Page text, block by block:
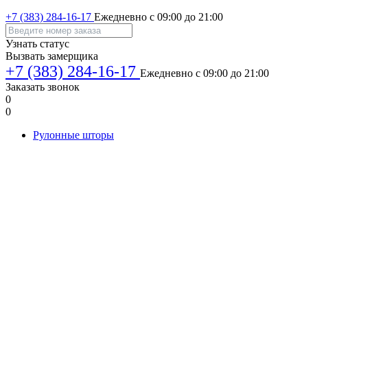
+7 (383) 284-16-17 Ежедневно с 09:00 до 21:00
Узнать статус
Вызвать замерщика
+7 (383) 284-16-17 Ежедневно с 09:00 до 21:00
Заказать звонок
0
0
Рулонные шторы